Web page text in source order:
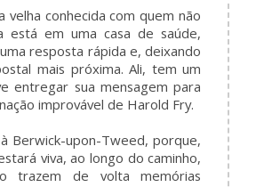
conhecida com quem não
está em uma casa de saúde,
resposta rápida e, deixando
mais próxima. Ali, tem um
entregar sua mensagem para
improvável de Harold Fry.
Berwick-upon-Tweed, porque,
viva, ao longo do caminho,
trazem de volta memórias